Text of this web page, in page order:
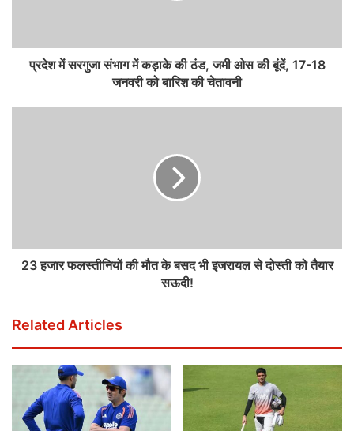
प्रदेश में सरगुजा संभाग में कड़ाके की ठंड, जमी ओस की बूंदें, 17-18
जनवरी को बारिश की चेतावनी
23 हजार फल‍स्‍तीनियों की मौत के बसद भी इजरायल से दोस्‍ती को तैयार
सऊदी!
Related Articles